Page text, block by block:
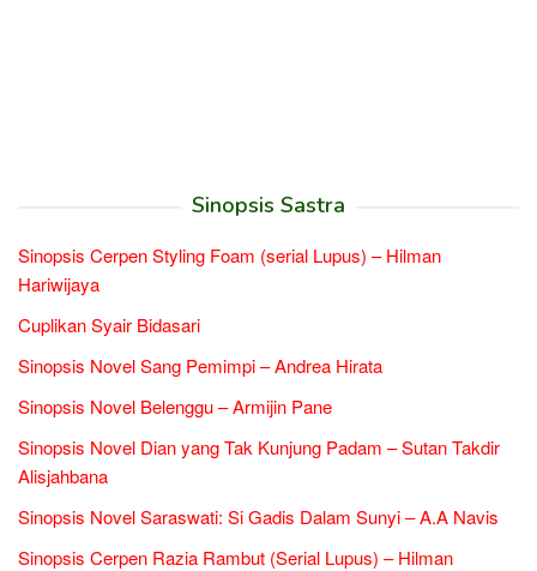
Sinopsis Sastra
Sinopsis Cerpen Styling Foam (serial Lupus) – Hilman
Hariwijaya
Cuplikan Syair Bidasari
Sinopsis Novel Sang Pemimpi – Andrea Hirata
Sinopsis Novel Belenggu – Armijin Pane
Sinopsis Novel Dian yang Tak Kunjung Padam – Sutan Takdir
Alisjahbana
Sinopsis Novel Saraswati: Si Gadis Dalam Sunyi – A.A Navis
Sinopsis Cerpen Razia Rambut (Serial Lupus) – Hilman